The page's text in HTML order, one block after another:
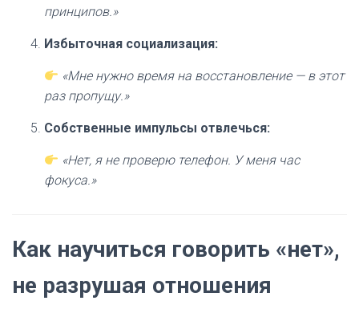
принципов.»
Избыточная социализация:
«Мне нужно время на восстановление — в этот
раз пропущу.»
Собственные импульсы отвлечься:
«Нет, я не проверю телефон. У меня час
фокуса.»
Как научиться говорить «нет»,
не разрушая отношения